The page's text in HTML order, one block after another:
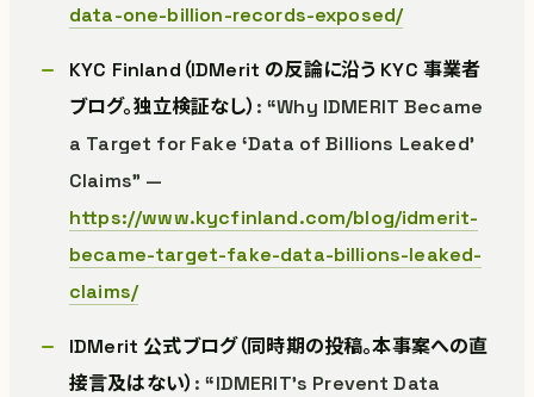
data-one-billion-records-exposed/
KYC Finland（IDMerit の反論に沿う KYC 事業者
ブログ。独立検証なし） : “Why IDMERIT Became
a Target for Fake ‘Data of Billions Leaked’
Claims” —
https://www.kycfinland.com/blog/idmerit-
became-target-fake-data-billions-leaked-
claims/
IDMerit 公式ブログ（同時期の投稿。本事案への直
接言及はない） : “IDMERIT’s Prevent Data